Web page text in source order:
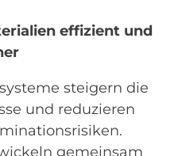
effizient und
steigern die
und reduzieren
gemeinsam